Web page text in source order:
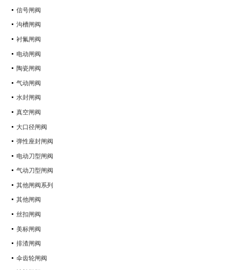
信号闸阀
沟槽闸阀
衬氟闸阀
电动闸阀
陶瓷闸阀
气动闸阀
水封闸阀
真空闸阀
大口径闸阀
弹性座封闸阀
电动刀型闸阀
气动刀型闸阀
其他闸阀系列
其他闸阀
丝扣闸阀
美标闸阀
排渣闸阀
伞齿轮闸阀